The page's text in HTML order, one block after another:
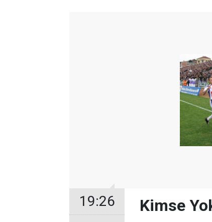
19:26 Kimse